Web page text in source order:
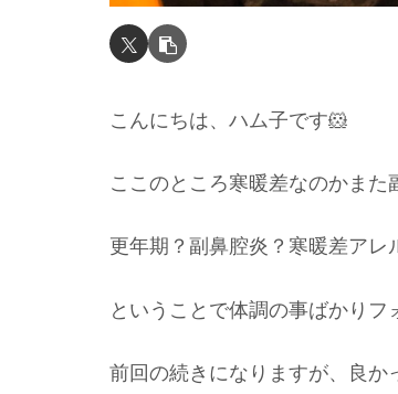
こんにちは、ハム子です🐹
ここのところ寒暖差なのかま
更年期？副鼻腔炎？寒暖差ア
ということで体調の事ばかりフ
前回の続きになりますが、良か